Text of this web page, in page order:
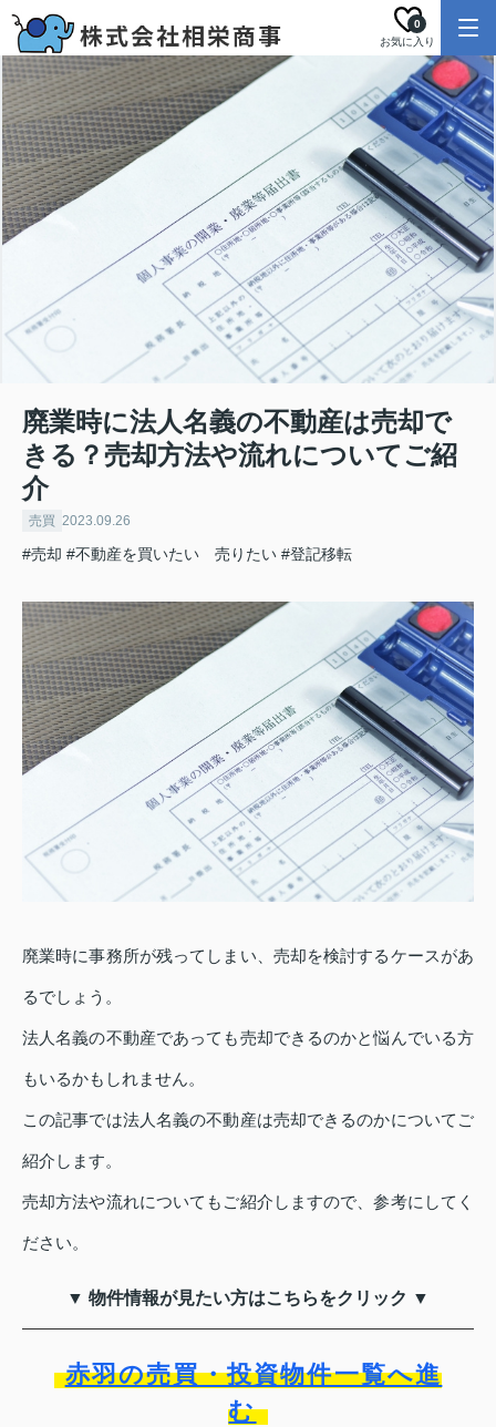
お気に入り
0
廃業時に法人名義の不動産は売却で
きる？売却方法や流れについてご紹
介
売買 2023.09.26
#売却 #不動産を買いたい 売りたい #登記移転
廃業時に事務所が残ってしまい、売却を検討するケースがあ
るでしょう。
法人名義の不動産であっても売却できるのかと悩んでいる方
もいるかもしれません。
この記事では法人名義の不動産は売却できるのかについてご
紹介します。
売却方法や流れについてもご紹介しますので、参考にしてく
ださい。
▼ 物件情報が見たい方はこちらをクリック ▼
赤羽の売買・投資物件一覧へ進
む